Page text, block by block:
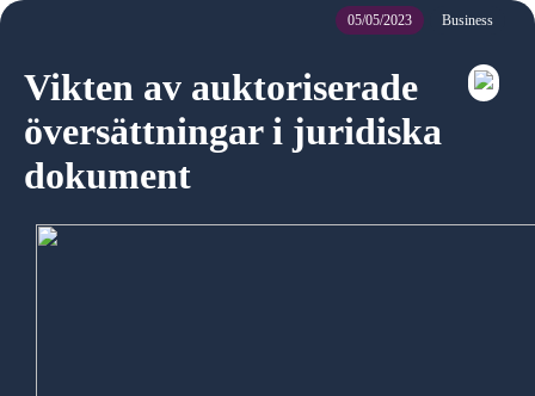
05/05/2023 Business
Vikten av auktoriserade
översättningar i juridiska
dokument